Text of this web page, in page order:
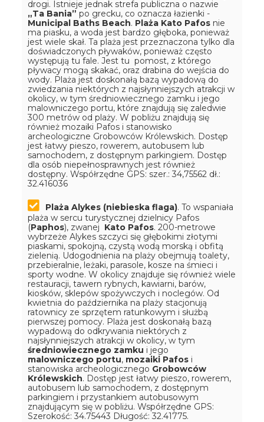
drogi. Istnieje jednak strefa publiczna o nazwie
„Ta Bania” po grecku, co oznacza łazienki -
Municipal Baths Beach. Plaża Kato Pafos nie
ma piasku, a woda jest bardzo głęboka, ponieważ
jest wiele skał. Ta plaża jest przeznaczona tylko dla
doświadczonych pływaków, ponieważ często
występują tu fale. Jest tu pomost, z którego
pływacy mogą skakać, oraz drabina do wejścia do
wody. Plaża jest doskonałą bazą wypadową do
zwiedzania niektórych z najsłynniejszych atrakcji w
okolicy, w tym średniowiecznego zamku i jego
malowniczego portu, które znajdują się zaledwie
300 metrów od plaży. W pobliżu znajdują się
również mozaiki Pafos i stanowisko
archeologiczne Grobowców Królewskich. Dostęp
jest łatwy pieszo, rowerem, autobusem lub
samochodem, z dostępnym parkingiem. Dostęp
dla osób niepełnosprawnych jest również
dostępny. Współrzędne GPS: szer.: 34,75562 dł.:
32.416036
Plaża Alykes (niebieska flaga). To wspaniała
plaża w sercu turystycznej dzielnicy Pafos
(Paphos), zwanej Kato Pafos. 200-metrowe
wybrzeże Alykes szczyci się głębokimi złotymi
piaskami, spokojną, czystą wodą morską i obfitą
zielenią. Udogodnienia na plaży obejmują toalety,
przebieralnie, leżaki, parasole, kosze na śmieci i
sporty wodne. W okolicy znajduje się również wiele
restauracji, tawern rybnych, kawiarni, barów,
kiosków, sklepów spożywczych i noclegów. Od
kwietnia do października na plaży stacjonują
ratownicy ze sprzętem ratunkowym i służbą
pierwszej pomocy. Plaża jest doskonałą bazą
wypadową do odkrywania niektórych z
najsłynniejszych atrakcji w okolicy, w tym
średniowiecznego zamku i jego
malowniczego portu, mozaiki Pafos i
stanowiska archeologicznego Grobowców
Królewskich. Dostęp jest łatwy pieszo, rowerem,
autobusem lub samochodem, z dostępnym
parkingiem i przystankiem autobusowym
znajdującym się w pobliżu. Współrzędne GPS:
Szerokość: 34.75443 Długość: 32.41775.